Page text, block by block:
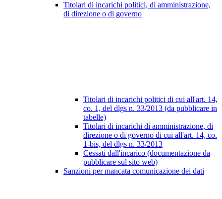
Titolari di incarichi politici, di amministrazione,
di direzione o di governo
Titolari di incarichi politici di cui all'art. 14,
co. 1, del dlgs n. 33/2013 (da pubblicare in
tabelle)
Titolari di incarichi di amministrazione, di
direzione o di governo di cui all'art. 14, co.
1-bis, del dlgs n. 33/2013
Cessati dall'incarico (documentazione da
pubblicare sul sito web)
Sanzioni per mancata comunicazione dei dati